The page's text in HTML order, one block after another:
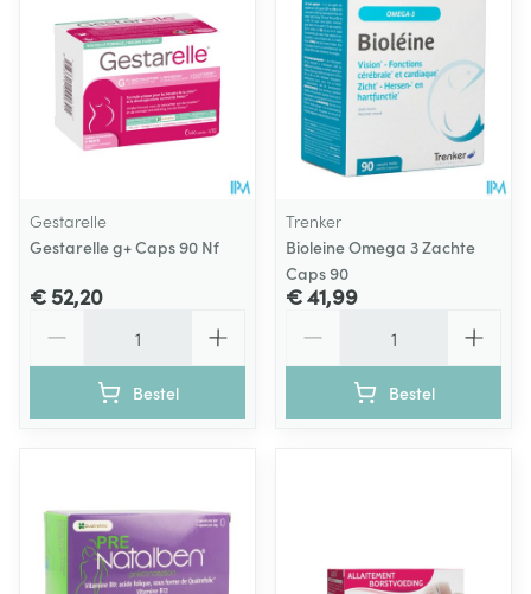
Gestarelle
Gestarelle g+ Caps 90 Nf
€ 52,20
Bestel
Trenker
Bioleine Omega 3 Zachte
Caps 90
€ 41,99
Bestel